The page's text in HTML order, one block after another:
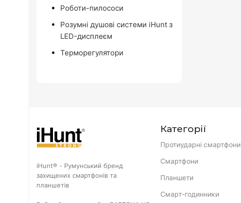
Роботи-пилососи
Розумні душові системи iHunt з
LED-дисплеєм
Терморегулятори
iHunt® - Румунський бренд
захищених смартфонів та
планшетів
Категорії
Протиударні смартфони
Смартфони
Планшети
Смарт-годинники